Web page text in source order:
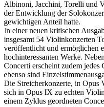
Albinoni, Jacchini, Torelli und
der Entwicklung der
gewichtigen Anteil hatte.
In einer neuen kritischen
insgesamt 54 Violinkonzerten
veröffentlicht und ermöglichen
hochinteressanten Werke.
Concerti erscheint zudem jedes
ebenso sind
Die Streicherkonzerte, in Opus
sich in Opus IX zu echten
einem Zyklus geordneten